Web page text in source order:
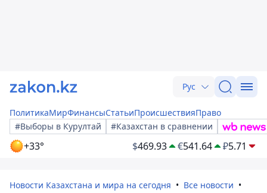
Рус
ПолитикаМирФинансыСтатьиПроисшествияПраво
#Выборы в Курултай
#Казахстан в сравнении
+33° $469.93 €541.64 ₽5.71
Новости Казахстана и мира на сегодня
Все новости